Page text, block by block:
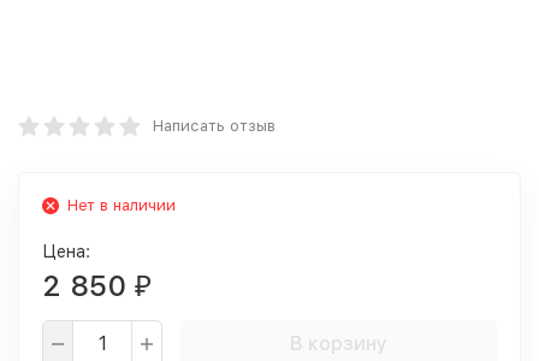
Написать отзыв
Нет в наличии
Цена:
2 850 ₽
В корзину